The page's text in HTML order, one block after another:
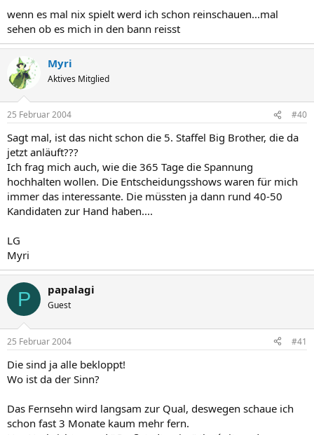
wenn es mal nix spielt werd ich schon reinschauen...mal
sehen ob es mich in den bann reisst
Myri
Aktives Mitglied
25 Februar 2004 #40
Sagt mal, ist das nicht schon die 5. Staffel Big Brother, die da
jetzt anläuft???
Ich frag mich auch, wie die 365 Tage die Spannung
hochhalten wollen. Die Entscheidungsshows waren für mich
immer das interessante. Die müssten ja dann rund 40-50
Kandidaten zur Hand haben....
LG
Myri
P papalagi
Guest
25 Februar 2004 #41
Die sind ja alle bekloppt!
Wo ist da der Sinn?
Das Fernsehn wird langsam zur Qual, deswegen schaue ich
schon fast 3 Monate kaum mehr fern.